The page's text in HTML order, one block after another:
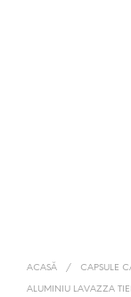
ACASĂ / CAPSULE
ALUMINIU LAVAZZA